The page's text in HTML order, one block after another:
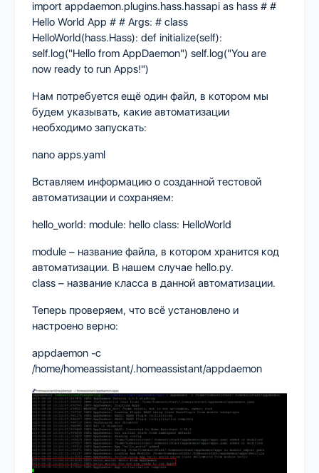
import appdaemon.plugins.hass.hassapi as hass # #
Hello World App # # Args: # class
HelloWorld(hass.Hass): def initialize(self):
self.log("Hello from AppDaemon") self.log("You are
now ready to run Apps!")
Нам потребуется ещё один файл, в котором мы
будем указывать, какие автоматизации
необходимо запускать:
nano apps.yaml
Вставляем информацию о созданной тестовой
автоматизации и сохраняем:
hello_world: module: hello class: HelloWorld
module – название файла, в котором хранится код
автоматизации. В нашем случае hello.py.
class – название класса в данной автоматизации.
Теперь проверяем, что всё установлено и
настроено верно:
appdaemon -c
/home/homeassistant/.homeassistant/appdaemon